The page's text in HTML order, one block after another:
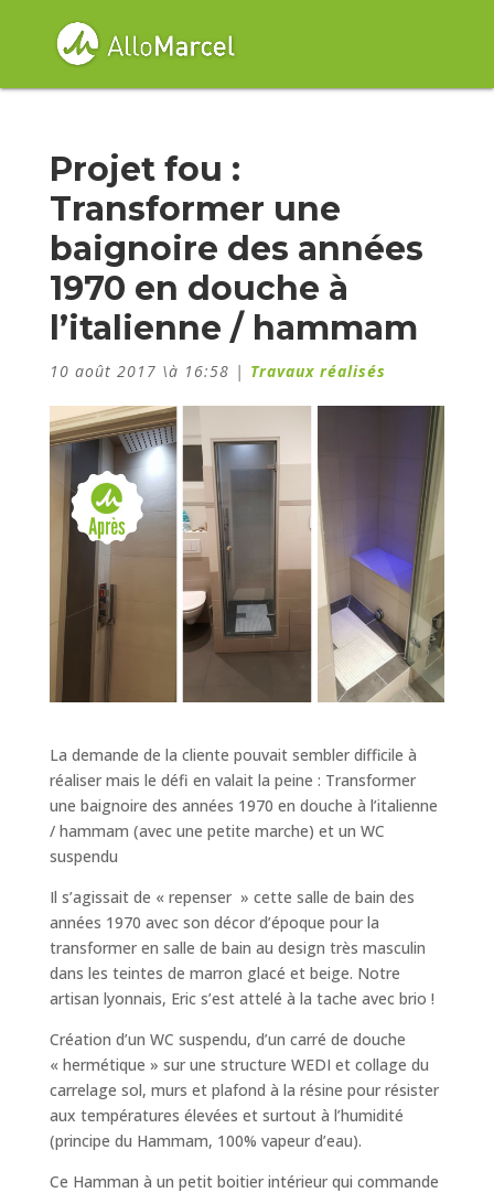
Projet fou :
Transformer une
baignoire des années
1970 en douche à
l’italienne / hammam
10 août 2017 \à 16:58 | Travaux réalisés
La demande de la cliente pouvait sembler difficile à
réaliser mais le défi en valait la peine : Transformer
une baignoire des années 1970 en douche à l’italienne
/ hammam (avec une petite marche) et un WC
suspendu
Il s’agissait de « repenser » cette salle de bain des
années 1970 avec son décor d’époque pour la
transformer en salle de bain au design très masculin
dans les teintes de marron glacé et beige. Notre
artisan lyonnais, Eric s’est attelé à la tache avec brio !
Création d’un WC suspendu, d’un carré de douche
« hermétique » sur une structure WEDI et collage du
carrelage sol, murs et plafond à la résine pour résister
aux températures élevées et surtout à l’humidité
(principe du Hammam, 100% vapeur d’eau).
Ce Hamman à un petit boitier intérieur qui commande